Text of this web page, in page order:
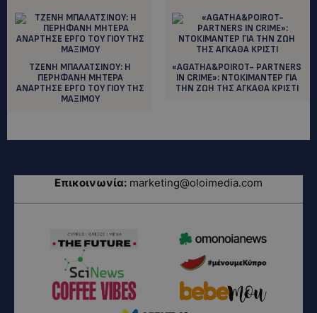
ΤΖΕΝΗ ΜΠΑΛΑΤΣΙΝΟΥ: H
ΠΕΡΗΦΑΝΗ ΜΗΤΕΡΑ
ΑΝΑΡΤΗΣΕ ΕΡΓΟ ΤΟΥ ΓΙΟΥ ΤΗΣ
ΜΑΞΙΜΟΥ
«AGATHA&POIROT- PΑRTNERS
IN CRIME»: ΝΤΟΚΙΜΑΝΤΕΡ ΓΙΑ
ΤΗΝ ΖΩΗ ΤΗΣ ΑΓΚΑΘΑ ΚΡΙΣΤΙ
Επικοινωνία: marketing@oloimedia.com